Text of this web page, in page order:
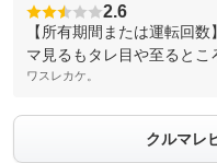
2.6
【所有期間または運転回
マ見るもタレ目や至るとこ
ワスレカケ。
クルマレ